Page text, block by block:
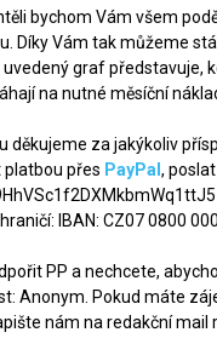
bychom Vám všem
Díky Vám tak můžeme
uvedený graf představuje,
na nutné měsíční
děkujeme za jakýkoliv
platbou přes PayPal , poslat
IBAN: CZ07 0800
PP a nechcete,
Anonym. Pokud máte
nám na redakční mail